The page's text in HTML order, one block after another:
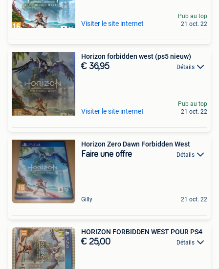
Visiter le site internet
Pub au top
21 oct. 22
Horizon forbidden west (ps5 nieuw)
€ 36,95 Détails
Visiter le site internet
Pub au top
21 oct. 22
Horizon Zero Dawn Forbidden West
Faire une offre Détails
Gilly 21 oct. 22
HORIZON FORBIDDEN WEST POUR PS4
€ 25,00 Détails